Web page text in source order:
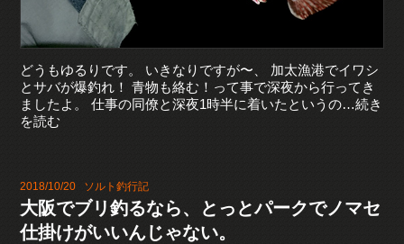
どうもゆるりです。 いきなりですが〜、 加太漁港でイワシ
とサバが爆釣れ！ 青物も絡む！って事で深夜から行ってき
ましたよ。 仕事の同僚と深夜1時半に着いたというの…続き
を読む
2018/10/20 ソルト釣行記
大阪でブリ釣るなら、とっとパークでノマセ
仕掛けがいいんじゃない。